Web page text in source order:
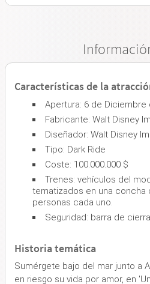
Características de la
Apertura: 6 de Diciembre
Fabricante: Walt Disney
Diseñador: Walt Disney
Tipo: Dark Ride
Coste: 100.000.000 $
Trenes: vehículos del
tematizados en una concha
personas cada uno.
Seguridad: barra de
Historia temática
Sumérgete bajo del mar junto a
en riesgo su vida por amor, en